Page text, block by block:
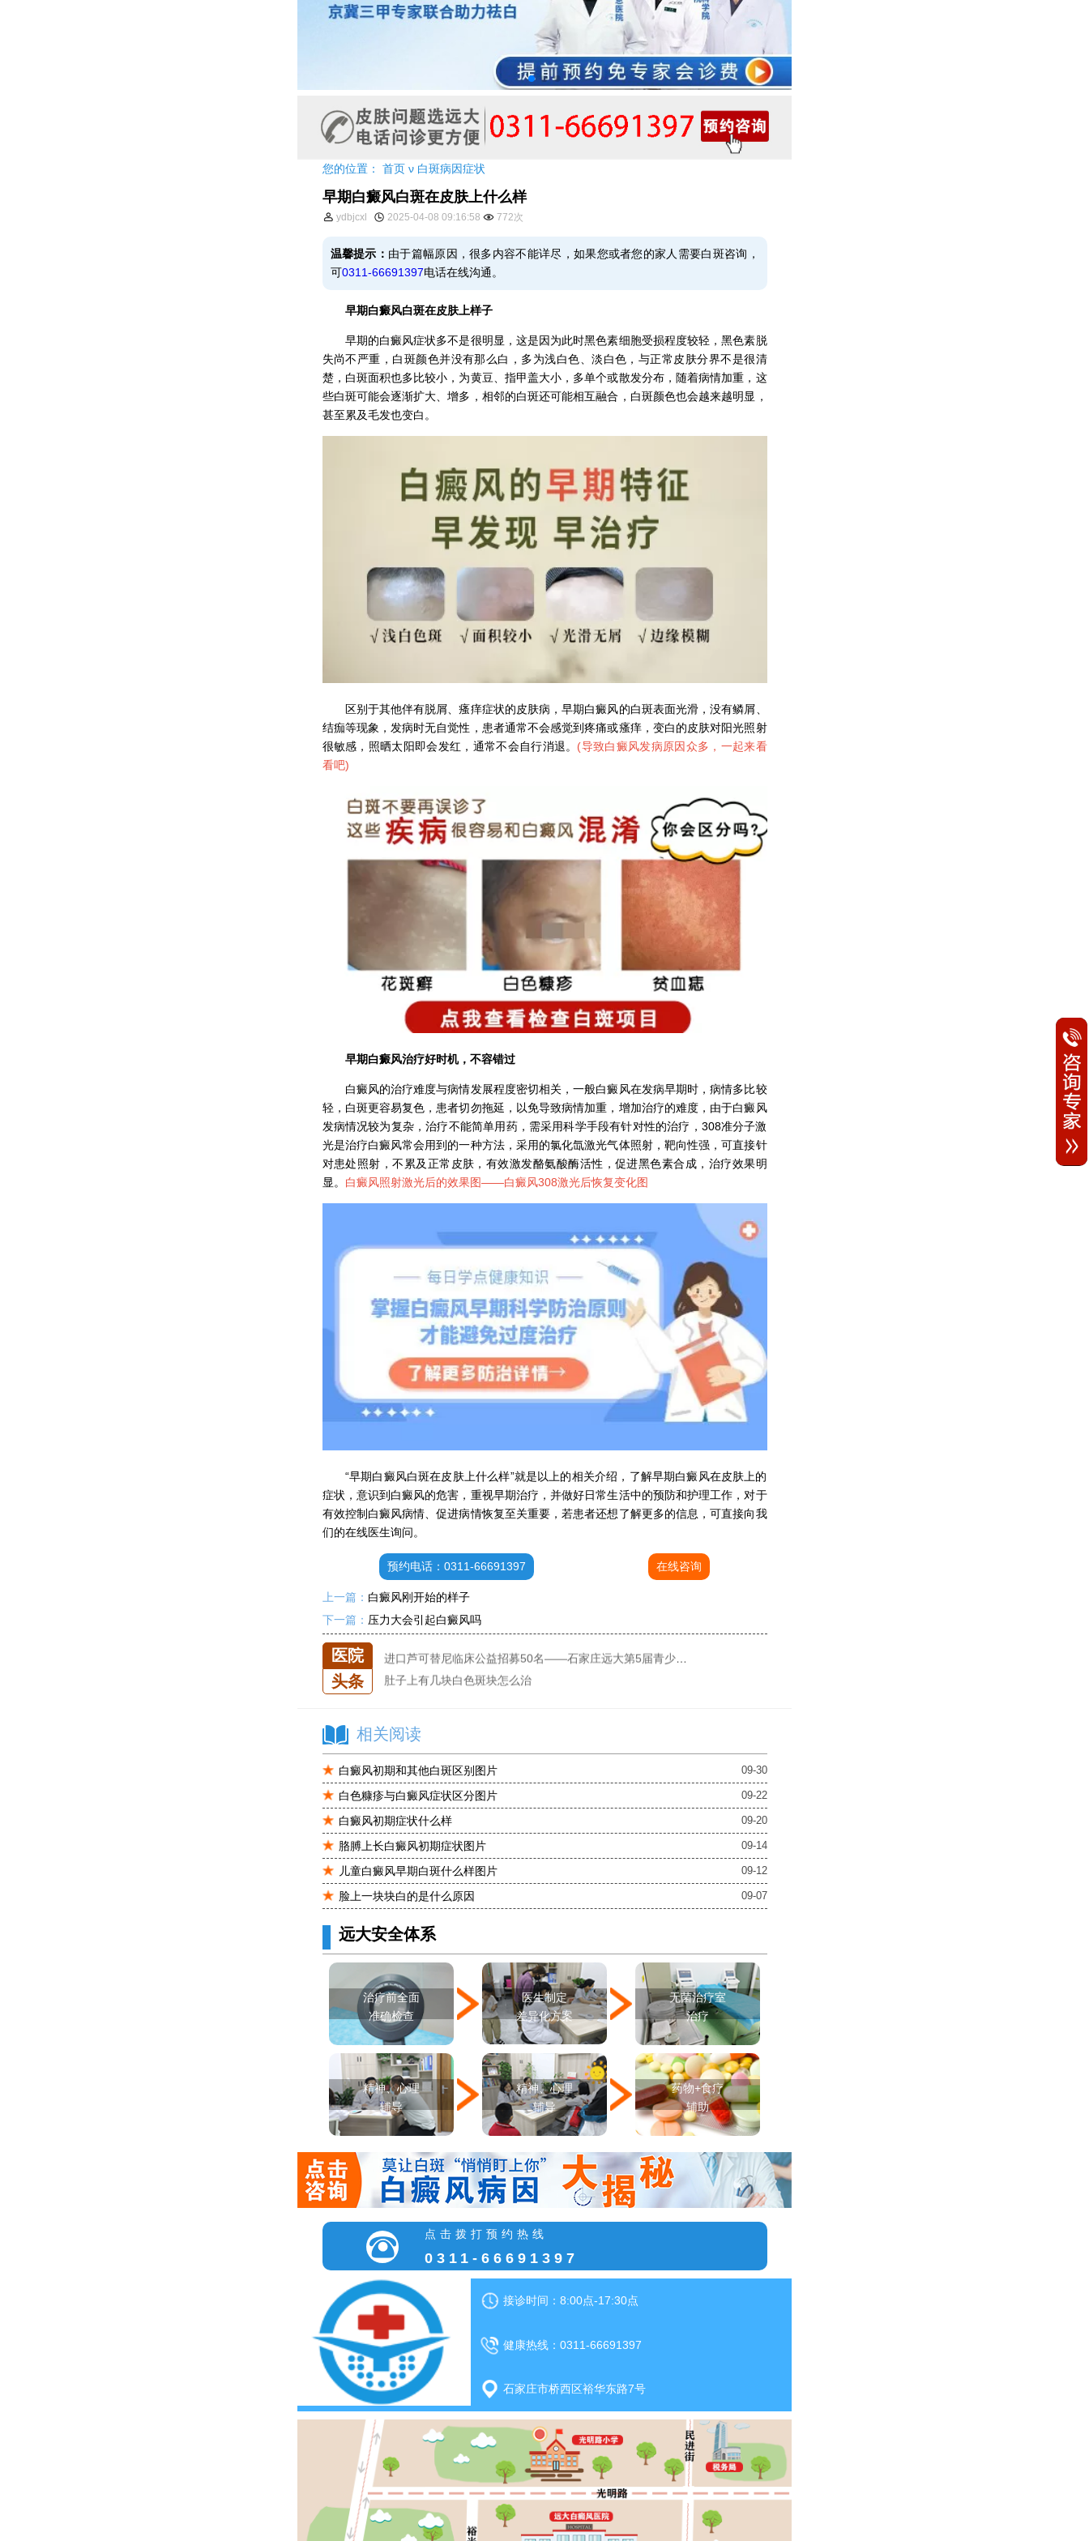
您的位置： 首页ν 白斑病因症状
早期白癜风白斑在皮肤上什么样
ydbjcxl 2025-04-08 09:16:58 772次
温馨提示： 由于篇幅原因，很多内容不能详尽，如果您或者您的家人需要白斑咨询，
可0311-66691397电话在线沟通。
早期白癜风白斑在皮肤上样子
早期的白癜风症状多不是很明显，这是因为此时黑色素细胞受损程度较轻，黑色素脱
失尚不严重，白斑颜色并没有那么白，多为浅白色、淡白色，与正常皮肤分界不是很清
楚，白斑面积也多比较小，为黄豆、指甲盖大小，多单个或散发分布，随着病情加重，这
些白斑可能会逐渐扩大、增多，相邻的白斑还可能相互融合，白斑颜色也会越来越明显，
甚至累及毛发也变白。
区别于其他伴有脱屑、瘙痒症状的皮肤病，早期白癜风的白斑表面光滑，没有鳞屑、
结痂等现象，发病时无自觉性，患者通常不会感觉到疼痛或瘙痒，变白的皮肤对阳光照射
很敏感，照晒太阳即会发红，通常不会自行消退。 (导致白癜风发病原因众多，一起来看
看吧)
早期白癜风治疗好时机，不容错过
白癜风的治疗难度与病情发展程度密切相关，一般白癜风在发病早期时，病情多比较
轻，白斑更容易复色，患者切勿拖延，以免导致病情加重，增加治疗的难度，由于白癜风
发病情况较为复杂，治疗不能简单用药，需采用科学手段有针对性的治疗，308准分子激
光是治疗白癜风常会用到的一种方法，采用的氯化氙激光气体照射，靶向性强，可直接针
对患处照射，不累及正常皮肤，有效激发酪氨酸酶活性，促进黑色素合成，治疗效果明
显。 白癜风照射激光后的效果图——白癜风308激光后恢复变化图
“早期白癜风白斑在皮肤上什么样”就是以上的相关介绍，了解早期白癜风在皮肤上的
症状，意识到白癜风的危害，重视早期治疗，并做好日常生活中的预防和护理工作，对于
有效控制白癜风病情、促进病情恢复至关重要，若患者还想了解更多的信息，可直接向我
们的在线医生询问。
预约电话：0311-66691397 在线咨询
上一篇： 白癜风刚开始的样子
下一篇： 压力大会引起白癜风吗
医院
头条
石家庄专治白斑医院
治疗白癜风便宜的医院
各种白斑的图片
肚子上有几块白色斑块怎么治
白癜风发病多久进入扩散期
石家庄治白癜风的正规医院
石家庄远大中医皮肤医院怎么样
石家庄专治白斑医院
治疗白癜风便宜的医院
各种白斑的图片
进口芦可替尼临床公益招募50名——石家庄远大第5届青少年白癜风复色夏令营启动
肚子上有几块白色斑块怎么治
相关阅读
白癜风初期和其他白斑区别图片 09-30
白色糠疹与白癜风症状区分图片 09-22
白癜风初期症状什么样 09-20
胳膊上长白癜风初期症状图片 09-14
儿童白癜风早期白斑什么样图片 09-12
脸上一块块白的是什么原因 09-07
远大安全体系
治疗前全面
准确检查
医生制定
差异化方案
无菌治疗室
治疗
精神、心理
辅导
精神、心理
辅导
药物+食疗
辅助
点击拨打预约热线
0311-66691397
接诊时间：8:00点-17:30点
健康热线：0311-66691397
石家庄市桥西区裕华东路7号